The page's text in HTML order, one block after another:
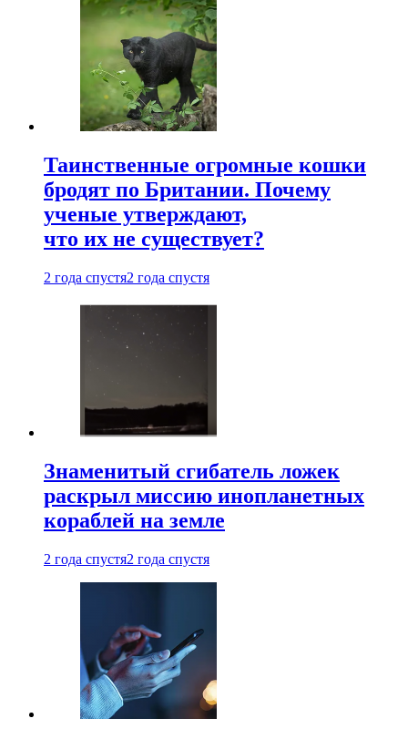
Таинственные огромные кошки
бродят по Британии. Почему
ученые утверждают,
что их не существует?
2 года спустя2 года спустя
Знаменитый сгибатель ложек
раскрыл миссию инопланетных
кораблей на земле
2 года спустя2 года спустя